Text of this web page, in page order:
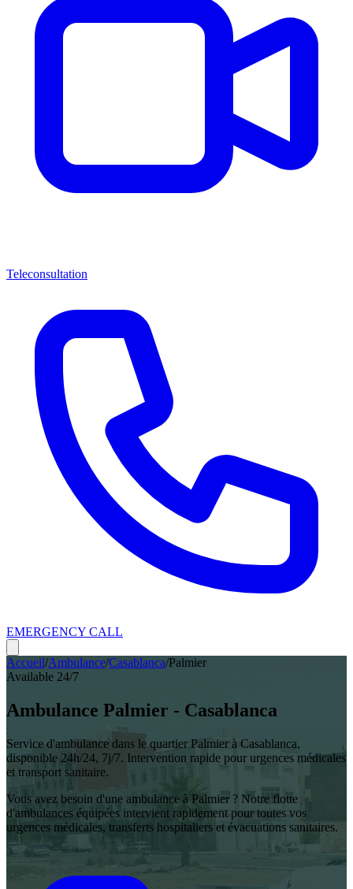
Teleconsultation
EMERGENCY CALL
Accueil/Ambulance/Casablanca/Palmier
Available 24/7
Ambulance Palmier - Casablanca
Service d'ambulance dans le quartier Palmier à Casablanca,
disponible 24h/24, 7j/7. Intervention rapide pour urgences médicales
et transport sanitaire.
Vous avez besoin d'une ambulance à Palmier ? Notre flotte
d'ambulances équipées intervient rapidement pour toutes vos
urgences médicales, transferts hospitaliers et évacuations sanitaires.